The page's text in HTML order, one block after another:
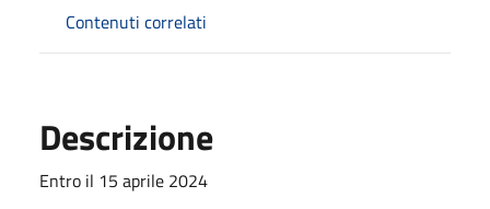
Contenuti correlati
Descrizione
Entro il 15 aprile 2024